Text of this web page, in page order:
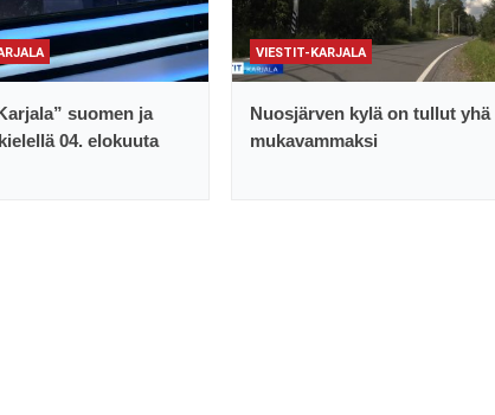
suomen ja
04. elokuuta
VIESTIT-KARJALA
Nuosjärven kylä on tullut yhä
mukavammaksi